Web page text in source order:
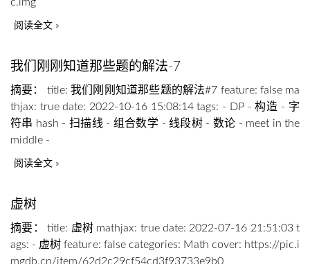
阅读全文
我们刚刚知道那些题的解法-7
摘要： title: 我们刚刚知道那些题的解法#7 feature: false ma
thjax: true date: 2022-10-16 15:08:14 tags: - DP - 构造 - 字
符串 hash - 扫描线 - 组合数学 - 线段树 - 数论 - meet in the
middle -
阅读全文
虚树
摘要： title: 虚树 mathjax: true date: 2022-07-16 21:51:03 t
ags: - 虚树 feature: false categories: Math cover: https://pic.i
mgdb.cn/item/62d2c29cf54cd3f93733e9b0